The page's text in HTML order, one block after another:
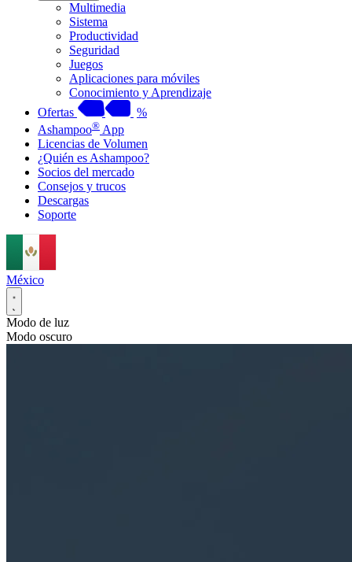
Multimedia
Sistema
Productividad
Seguridad
Juegos
Aplicaciones para móviles
Conocimiento y Aprendizaje
Ofertas
%
Ashampoo® App
Licencias de Volumen
¿Quién es Ashampoo?
Socios del mercado
Consejos y trucos
Descargas
Soporte
México
Modo de luz
Modo oscuro